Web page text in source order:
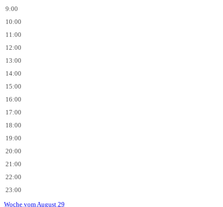
9:00
10:00
11:00
12:00
13:00
14:00
15:00
16:00
17:00
18:00
19:00
20:00
21:00
22:00
23:00
Woche vom August 29